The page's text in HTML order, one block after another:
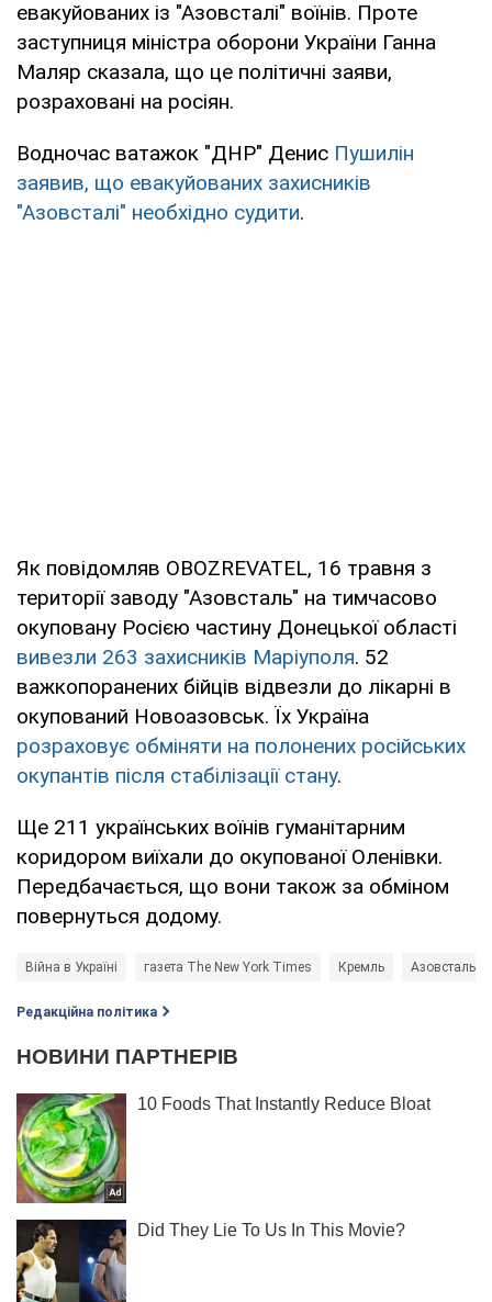
евакуйованих із "Азовсталі" воїнів. Проте
заступниця міністра оборони України Ганна
Маляр сказала, що це політичні заяви,
розраховані на росіян.
Водночас ватажок "ДНР" Денис Пушилін
заявив, що евакуйованих захисників
"Азовсталі" необхідно судити.
Як повідомляв OBOZREVATEL, 16 травня з
території заводу "Азовсталь" на тимчасово
окуповану Росією частину Донецької області
вивезли 263 захисників Маріуполя. 52
важкопоранених бійців відвезли до лікарні в
окупований Новоазовськ. Їх Україна
розраховує обміняти на полонених російських
окупантів після стабілізації стану.
Ще 211 українських воїнів гуманітарним
коридором виїхали до окупованої Оленівки.
Передбачається, що вони також за обміном
повернуться додому.
Війна в Україні газета The New York Times Кремль Азовсталь
Редакційна політика